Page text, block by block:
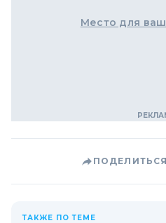
Место для
ТАКЖЕ ПО ТЕМЕ